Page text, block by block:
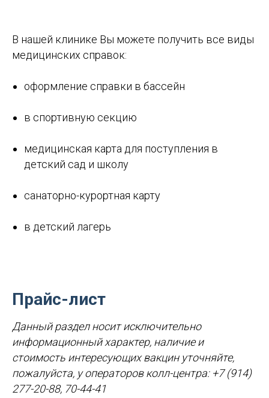
В нашей клинике Вы можете получить все виды
медицинских справок:
оформление справки в бассейн
в спортивную секцию
медицинская карта для поступления в
детский сад и школу
санаторно-курортная карту
в детский лагерь
Прайс-лист
Данный раздел носит исключительно
информационный характер, наличие и
стоимость интересующих вакцин уточняйте,
пожалуйста, у операторов колл-центра: +7 (914)
277-20-88, 70-44-41